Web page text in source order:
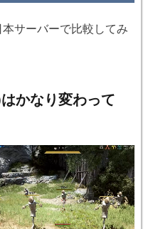
サーバーで比較してみ
かなり変わって